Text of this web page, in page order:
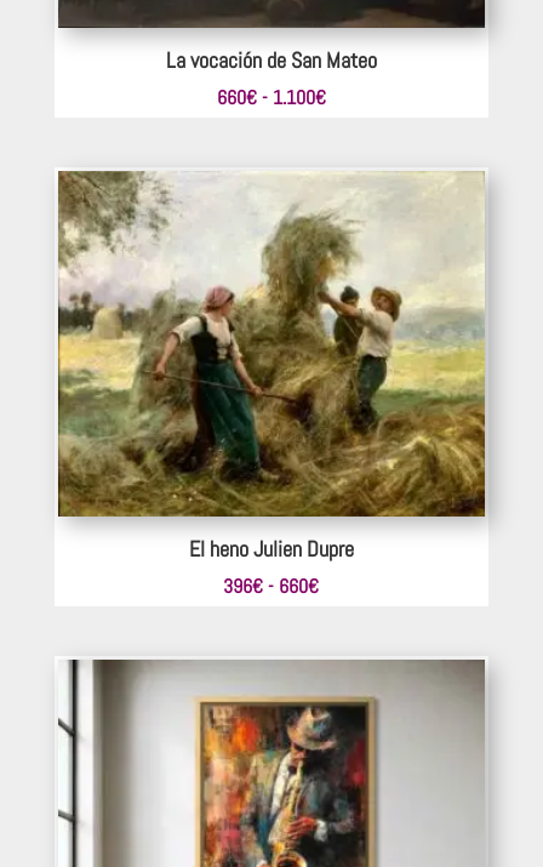
La vocación de San Mateo
660€- 1.100€Rango
desde
660€
hasta
1.100€
El heno Julien Dupre
396€ - 660€Rango
396€
hasta
660€